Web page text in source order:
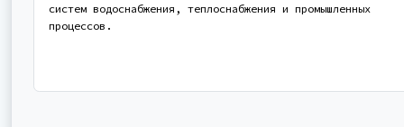
систем водоснабжения, теплоснабжения и промышленных
процессов.